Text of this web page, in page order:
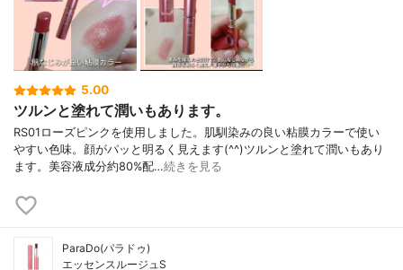
5.00
ツルンと塗れて潤いもあります。
RS01ローズピンクを使用しました。肌馴染みの良い粘膜カラーで使い
やすい色味。顔がパッと明るく見えます(^^)ツルンと塗れて潤いもあり
ます。美容液成分約80%配…続きを見る
ParaDo(パラドゥ)
エッセンスルージュS